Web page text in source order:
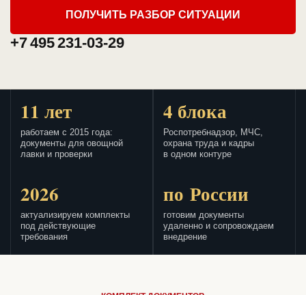
ПОЛУЧИТЬ РАЗБОР СИТУАЦИИ
+7 495 231-03-29
11 лет
работаем с 2015 года:
документы для овощной
лавки и проверки
4 блока
Роспотребнадзор, МЧС,
охрана труда и кадры
в одном контуре
2026
актуализируем комплекты
под действующие
требования
по России
готовим документы
удаленно и сопровождаем
внедрение